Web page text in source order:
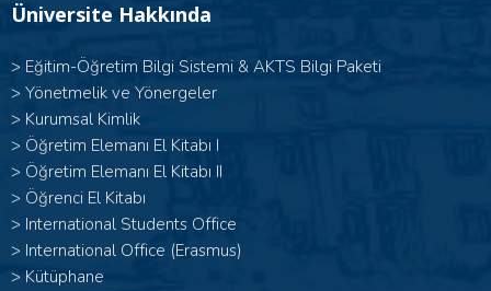
Üniversite Hakkında
> Eğitim-Öğretim Bilgi Sistemi & AKTS Bilgi Paketi
> Yönetmelik ve Yönergeler
> Kurumsal Kimlik
> Öğretim Elemanı El Kitabı I
> Öğretim Elemanı El Kitabı II
> Öğrenci El Kitabı
> International Students Office
> International Office (Erasmus)
> Kütüphane